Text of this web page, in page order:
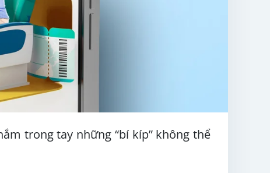
trong tay những “bí kíp” không thể